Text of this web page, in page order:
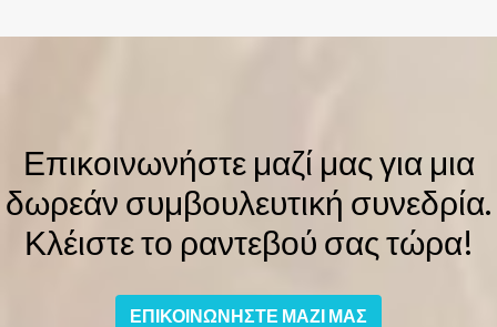
Επικοινωνήστε μαζί μας για μια
δωρεάν συμβουλευτική συνεδρία.
Κλέιστε το ραντεβού σας τώρα!
ΕΠΙΚΟΙΝΩΝΗΣΤΕ ΜΑΖΙ ΜΑΣ